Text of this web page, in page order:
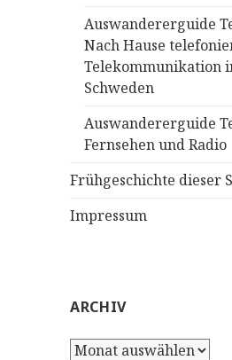
Auswandererguide
Nach Hause
Telekommunikation
Schweden
Auswandererguide
Fernsehen und Radio
Frühgeschichte dieser
Impressum
ARCHIV
Archiv